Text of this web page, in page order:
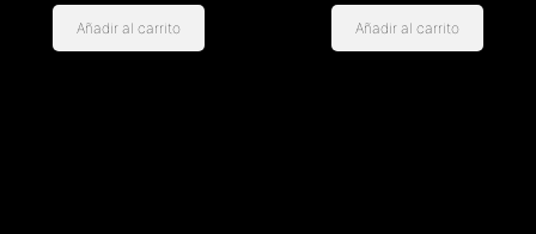
Añadir al carrito Añadir al carrito